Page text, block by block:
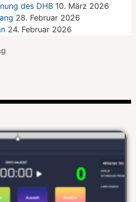
des DHB 10. März 2026
28. Februar 2026
24. Februar 2026